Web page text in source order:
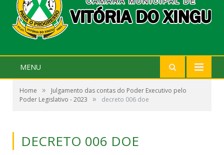
MENU
Home »
Julgamento das contas do Poder Executivo pelo
Poder Legislativo - 2023
» decreto 006 doe
DECRETO 006 DOE